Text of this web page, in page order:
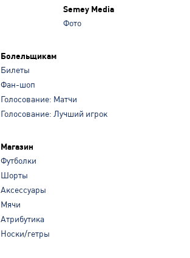
Semey Media
Фото
Болельщикам
Билеты
Фан-шоп
Голосование: Матчи
Голосование: Лучший игрок
Магазин
Футболки
Шорты
Аксессуары
Мячи
Атрибутика
Носки/гетры